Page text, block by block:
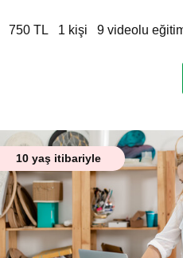
750 TL 1 kişi 9 videolu
10 yaş itibariyle